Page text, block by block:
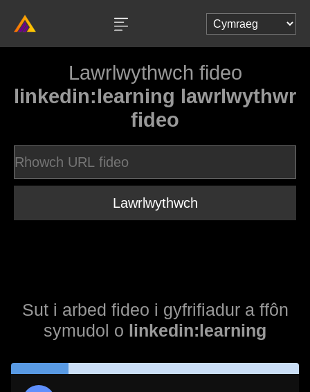
Lawrlwythwch fideo
linkedin:learning lawrlwythwr
fideo
Lawrlwythwch
Sut i arbed fideo i gyfrifiadur a ffôn
symudol o linkedin:learning